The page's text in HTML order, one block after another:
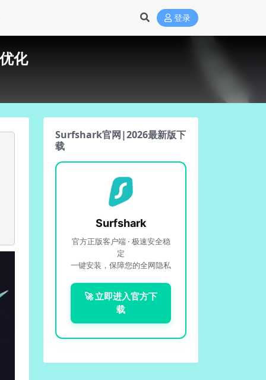
登录
化
Surfshark官网|2026最新版下
载
Surfshark
官方正版客户端 · 极速安全稳
定
一键安装，保障您的全网隐私
🚀 立即进入官方下
载